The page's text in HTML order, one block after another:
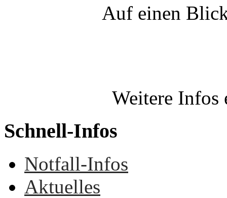
Auf einen
Weitere Infos
Schnell-Infos
Notfall-Infos
Aktuelles